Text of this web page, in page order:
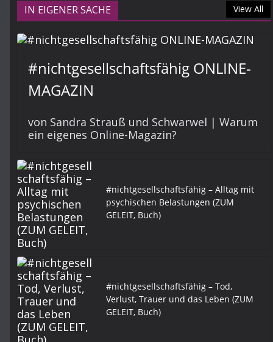
IN EIGENER SACHE View All
#nichtgesellschaftsfähig ONLINE-
MAGAZIN
von Sandra Strauß und Schwarwel | Warum
ein eigenes Online-Magazin?
#nichtgesellschaftsfähig – Alltag mit
psychischen Belastungen (ZUM
GELEIT, Buch)
#nichtgesellschaftsfähig – Tod,
Verlust, Trauer und das Leben (ZUM
GELEIT, Buch)